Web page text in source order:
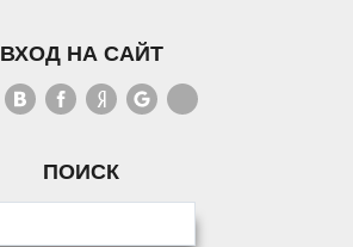
ВХОД НА САЙТ
ПОИСК